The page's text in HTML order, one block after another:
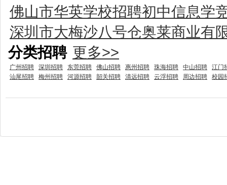
佛山市华英学校招聘初中信息学
深圳市大梅沙八号仓奥莱商业有
分类招聘 更多>>
广州招聘 深圳招聘 东莞招聘 佛山招聘 惠州招聘 珠海招聘 中山招聘
江门
汕尾招聘
梅州招聘 河源招聘 韶关招聘 清远招聘 云浮招聘 周边招聘 校园